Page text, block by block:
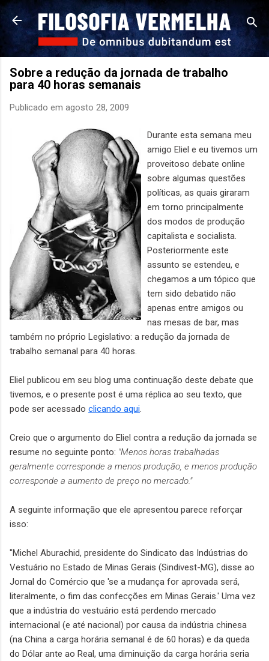
Pular para o conteúdo principal
Sobre a redução da jornada de trabalho
para 40 horas semanais
Publicado em agosto 28, 2009
Durante esta semana meu
amigo Eliel e eu tivemos um
proveitoso debate online
sobre algumas questões
políticas, as quais giraram
em torno principalmente
dos modos de produção
capitalista e socialista.
Posteriormente este
assunto se estendeu, e
chegamos a um tópico que
tem sido debatido não
apenas entre amigos ou
nas mesas de bar, mas
também no próprio Legislativo: a redução da jornada de
trabalho semanal para 40 horas.
Eliel publicou em seu blog uma continuação deste debate que
tivemos, e o presente post é uma réplica ao seu texto, que
pode ser acessado clicando aqui.
Creio que o argumento do Eliel contra a redução da jornada se
resume no seguinte ponto: "Menos horas trabalhadas
geralmente corresponde a menos produção, e menos produção
corresponde a aumento de preço no mercado."
A seguinte informação que ele apresentou parece reforçar
isso:
"Michel Aburachid, presidente do Sindicato das Indústrias do
Vestuário no Estado de Minas Gerais (Sindivest-MG), disse ao
Jornal do Comércio que 'se a mudança for aprovada será,
literalmente, o fim das confecções em Minas Gerais.' Uma vez
que a indústria do vestuário está perdendo mercado
internacional (e até nacional) por causa da indústria chinesa
(na China a carga horária semanal é de 60 horas) e da queda
do Dólar ante ao Real, uma diminuição da carga horária seria